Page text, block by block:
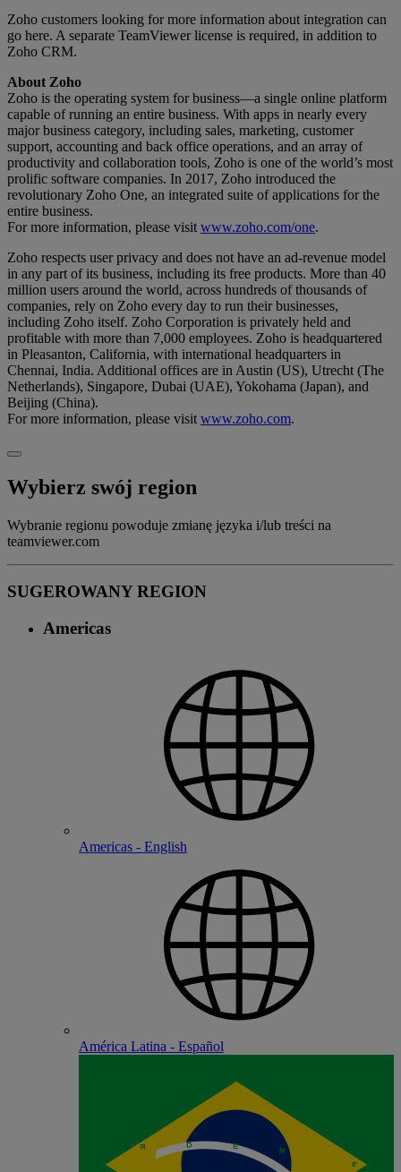
Zoho customers looking for more information about integration can
go here. A separate TeamViewer license is required, in addition to
Zoho CRM.
About Zoho
Zoho is the operating system for business—a single online platform
capable of running an entire business. With apps in nearly every
major business category, including sales, marketing, customer
support, accounting and back office operations, and an array of
productivity and collaboration tools, Zoho is one of the world’s most
prolific software companies. In 2017, Zoho introduced the
revolutionary Zoho One, an integrated suite of applications for the
entire business.
For more information, please visit www.zoho.com/one.
Zoho respects user privacy and does not have an ad-revenue model
in any part of its business, including its free products. More than 40
million users around the world, across hundreds of thousands of
companies, rely on Zoho every day to run their businesses,
including Zoho itself. Zoho Corporation is privately held and
profitable with more than 7,000 employees. Zoho is headquartered
in Pleasanton, California, with international headquarters in
Chennai, India. Additional offices are in Austin (US), Utrecht (The
Netherlands), Singapore, Dubai (UAE), Yokohama (Japan), and
Beijing (China).
For more information, please visit www.zoho.com.
Wybierz swój region
Wybranie regionu powoduje zmianę języka i/lub treści na
teamviewer.com
SUGEROWANY REGION
Americas
Americas - English
América Latina - Español